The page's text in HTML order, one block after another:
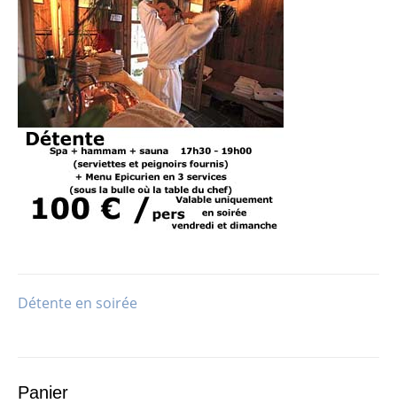
Navigation
l’article
Détente en soirée
Panier